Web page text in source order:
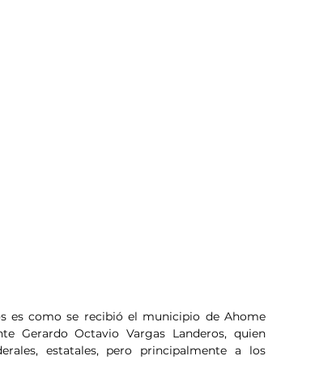
es como se recibió el municipio de Ahome
Gerardo Octavio Vargas Landeros, quien
estatales, pero principalmente a los